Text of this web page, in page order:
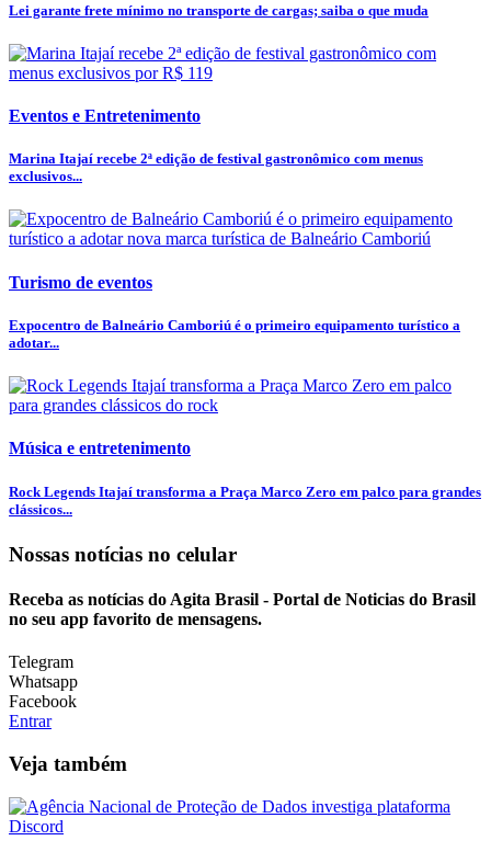
Lei garante frete mínimo no transporte de cargas; saiba o que muda
Eventos e Entretenimento
Marina Itajaí recebe 2ª edição de festival gastronômico com menus
exclusivos...
Turismo de eventos
Expocentro de Balneário Camboriú é o primeiro equipamento turístico a
adotar...
Música e entretenimento
Rock Legends Itajaí transforma a Praça Marco Zero em palco para grandes
clássicos...
Nossas notícias no celular
Receba as notícias do Agita Brasil - Portal de Noticias do Brasil
no seu app favorito de mensagens.
Telegram
Whatsapp
Facebook
Entrar
Veja também